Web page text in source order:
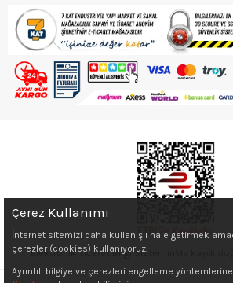
Elektronik Ticaret Bilgi Sistemin'de kaydı
Çerez Kullanımı
İnternet sitemizi daha kullanışlı hale getirmek
çerezler (cookies) kullanıyoruz.
Ayrıntılı bilgiye ve çerezleri engelleme yöntemlerine